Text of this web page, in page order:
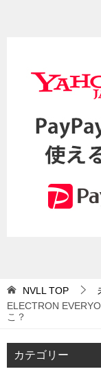
NVLLTOP
ELECTRON
こ？
カテゴリー